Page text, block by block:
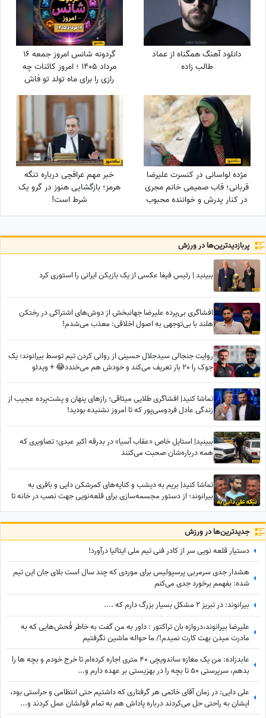
دانلود آهنگ همگناه از عماد
طالب زاده
گردونه شانس امروز جمعه 16
مرداد 1405 ؛ امروز کائنات چه
رازی را برای ماه تولد تو فاش
کرده؟
مژده لواسانی در کنسرت علیرضا
قربانی؛ قاب صمیمی خانم مجری
در کنار پدرش و خواننده محبوب
خبر مهم عراقچی درباره تنگه
هرمز؛ بازگشایی هنوز در گرو یک
شرط است!
پربازدید‌ترین‌ها در ورزش
ببینید | رئیس فیفا عکسی از یک بازیکن ایرانی را استوری کرد
افشاگری بی‌پرده علیرضا جهانبخش از دوش‌های اشتراکی در رختکن
هلند با بی‌توجهی به اصول اخلاقی: معذب می‌شدم!
روایت جنجالی سیدجلال حسینی از روانی کردن تیم توسط بیرانوند؛ یک
جوک را 20 بار تعریف می‌کند و خودش هم می‌خندد😂 + ویدئو
تماشا کنید| افشاگری طلایی میثاقی؛ رازهای پنهان و پشت‌پرده عجیب از
زندگی عادل فردوسی‌پور که تا امروز نشنیده بودید!
ببینید| استایل خاص «عقاب آسیا» در بدرقه اکبر عبدی؛ تصاویری که
همه درباره‌شان صحبت می‌کنند
تماشا کنید| بریم به دیشب و کنایه‌های کمرشکن دایی و باقری به
بیرانوند؛ از دستور مجسمه‌سازی برای قلعه‌نویی جهت نصب در خانه تا
جدید‌ترین‌ها در ورزش
دستیار قلعه نویی سر از کادر فنی تیم ملی ایتالیا درآورد!
هشدار جدی سرمربی پرسپولیس برای موردی که چند سال است بلای جان این تیم
شده: بفهمم برخورد جدی می‌کنم
بیرانوند: در تبریز 2 مشکل بسیار بزرگ دارم که ....
علیرضا بیرانوند،دروازه بان تراکتور : داور به من گفت به خاطر فُحش‌هایی که به
مادرت میدن بهت کارت نمیدم!/ ما حواله ماشین نگرفتیم
عابدزاده: من یک مغازه ساندویچی 40 متری اجاره کرده‌ام تا خرج خودم و بچه ها را
بدهم، سرپرستی 50 تا بچه را در بهزیستی بر عهده دارم و...
علی دایی: در زمان آقای خاتمی هر گرفتاری‌ که داشتیم حتی انتظامی و حراستی بود،
ایشان به راحتی حل می‌کردند درباره پاداش هم به تمام قولشان عمل کردند و...